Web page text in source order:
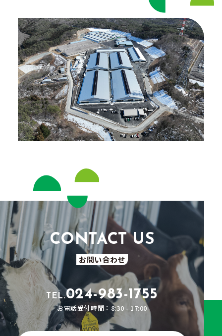
お問い合わせ
TEL.024-983-1755
お電話受付時間：8:30 - 17:00